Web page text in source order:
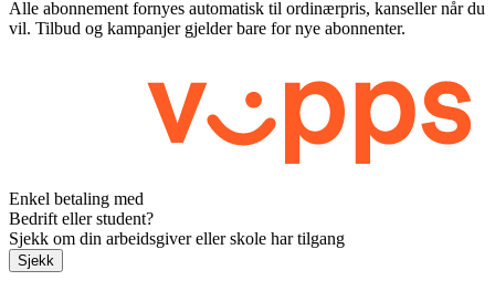
Alle abonnement fornyes automatisk til ordinærpris, kanseller når du
vil. Tilbud og kampanjer gjelder bare for nye abonnenter.
Enkel betaling med
Bedrift eller student?
Sjekk om din arbeidsgiver eller skole har tilgang
Sjekk